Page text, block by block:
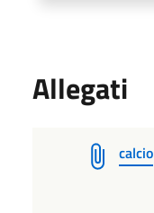
Allegati
calcio